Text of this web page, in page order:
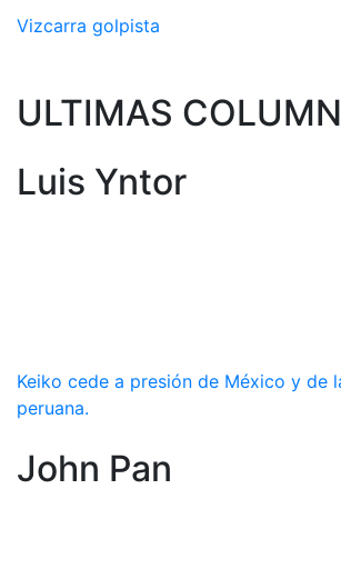
Vizcarra golpista
ULTIMAS
Luis Yntor
Keiko cede a presión de México y de
peruana.
John Pan